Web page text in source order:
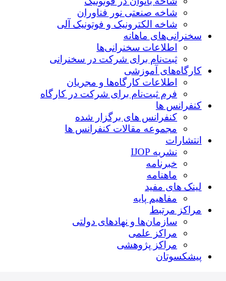
شاخه صنعتی نور فناوران
شاخه‌ الکترونیک و فوتونیک آلی
سخنرانی‌های ماهانه
اطلاعات سخنرانی‌‌ها
ثبت‌نام برای شرکت در سخنرانی
کارگاه‌های آموزشی
اطلاعات کارگاه‌ها و مجریان
فرم ثبت‌نام برای شرکت در کارگاه
کنفرانس ها
کنفرانس های برگزار شده
مجموعه مقالات کنفرانس ها
انتشارات
نشریه IJOP
خبرنامه
ماهنامه
لینک های مفید
مفاهیم پایه
مراکز مرتبط
سازمان‌ها و نهادهای دولتی
مراکز علمی
مراکز پژوهشی
پیشکسوتان